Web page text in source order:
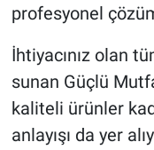
profesyonel
İhtiyacınız olan
sunan Güçlü
kaliteli ürünler
anlayışı da yer